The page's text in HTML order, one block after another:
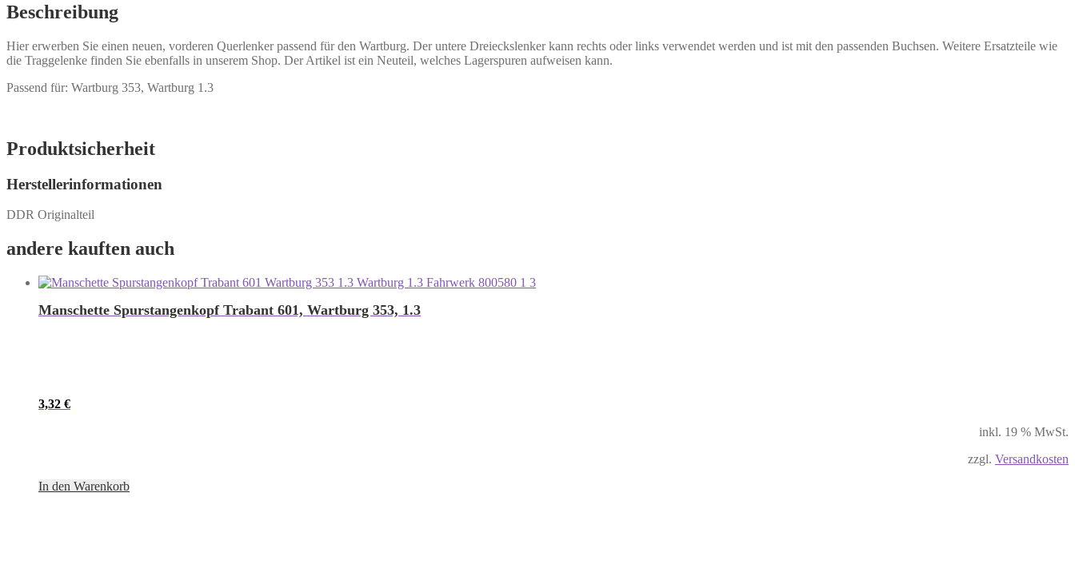
Beschreibung
Hier erwerben Sie einen neuen, vorderen Querlenker passend für den Wartburg. Der untere Dreieckslenker kann rechts oder links verwendet werden und ist mit den passenden Buchsen. Weitere Ersatzteile wie
die Traggelenke finden Sie ebenfalls in unserem Shop. Der Artikel ist ein Neuteil, welches Lagerspuren aufweisen kann.
Passend für: Wartburg 353, Wartburg 1.3
Produktsicherheit
Herstellerinformationen
DDR Originalteil
andere kauften auch
Manschette Spurstangenkopf Trabant 601, Wartburg 353, 1.3
3,32 €
inkl. 19 % MwSt.
zzgl. Versandkosten
In den Warenkorb